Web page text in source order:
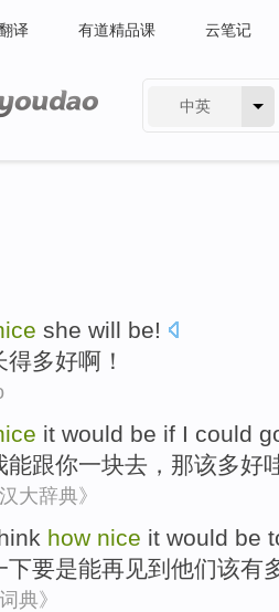
译 有道精品课 云笔记
中英
she will be!
得多好啊！
it would be if I could
能跟你一块去 ， 那该多好
大辞典》
how nice it would be
下要是能再 见到 他们该有
典》